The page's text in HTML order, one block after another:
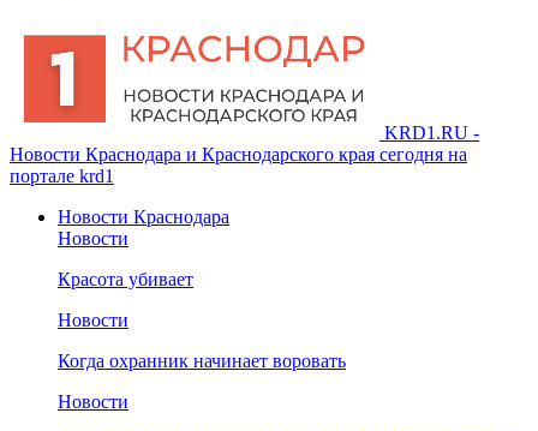
KRD1.RU -
Новости Краснодара и Краснодарского края сегодня на
портале krd1
Новости Краснодара
Новости
Красота убивает
Новости
Когда охранник начинает воровать
Новости